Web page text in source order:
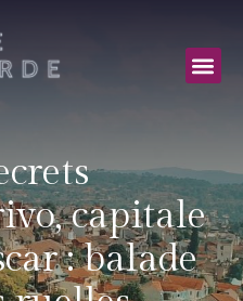
capitale
: balade